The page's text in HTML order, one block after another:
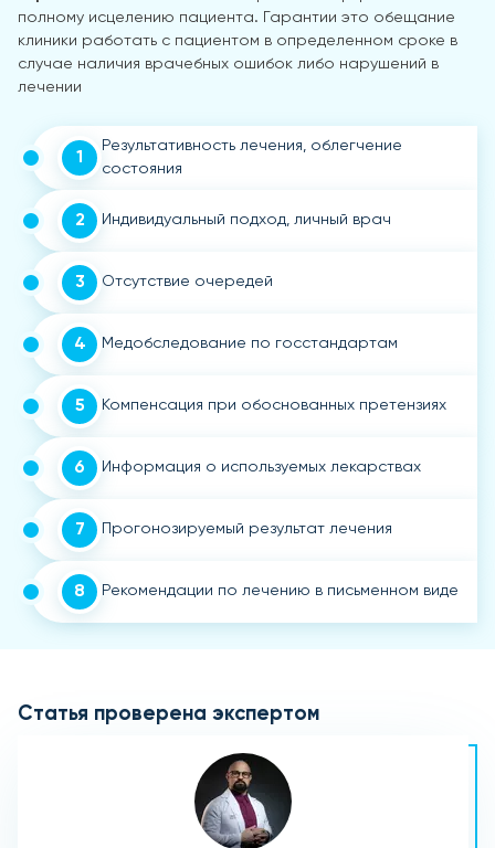
полному исцелению пациента. Гарантии это обещание
клиники работать с пациентом в определенном сроке в
случае наличия врачебных ошибок либо нарушений в
лечении
1
Результативность лечения, облегчение
состояния
2 Индивидуальный подход, личный врач
3 Отсутствие очередей
4 Медобследование по госстандартам
5 Компенсация при обоснованных претензиях
6 Информация о используемых лекарствах
7 Прогонозируемый результат лечения
8 Рекомендации по лечению в письменном виде
Статья проверена экспертом